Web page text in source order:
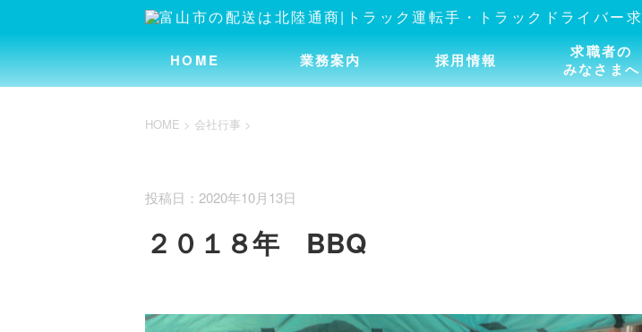
HOME 業務案内 採用情報
求職者の
みなさまへ
HOME > 会社行事 >
投稿日：2020年10月13日
２０１８年 BBQ